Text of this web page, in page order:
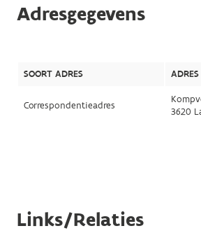
Adresgegevens
SOORT ADRES ADRES
Correspondentieadres
3620
Links/Relaties